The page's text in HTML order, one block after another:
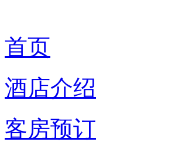
首页
酒店介绍
客房预订